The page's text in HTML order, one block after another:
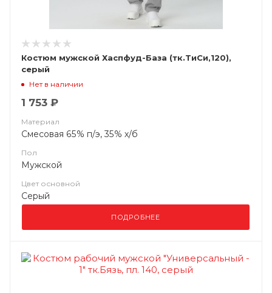
Костюм мужской Хаспфуд-База (тк.ТиСи,120),
серый
Нет в наличии
1 753 ₽
Материал
Смесовая 65% п/э, 35% х/б
Пол
Мужской
Цвет основной
Серый
ПОДРОБНЕЕ